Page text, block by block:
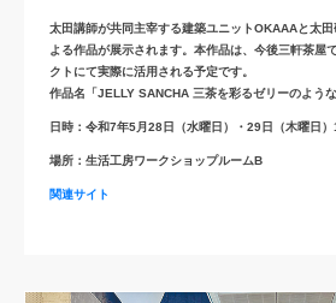
太田講師が共同主宰する建築ユニットOKAAAと太
よる作品が展示されます。本作品は、今後三軒茶屋
クトにて実際に活用される予定です。
作品名「JELLY SANCHA 三茶を彩るゼリーのような
日時：令和7年5月28日（水曜日）・29日（木曜日
場所：生活工房ワークショップルームB
関連サイト